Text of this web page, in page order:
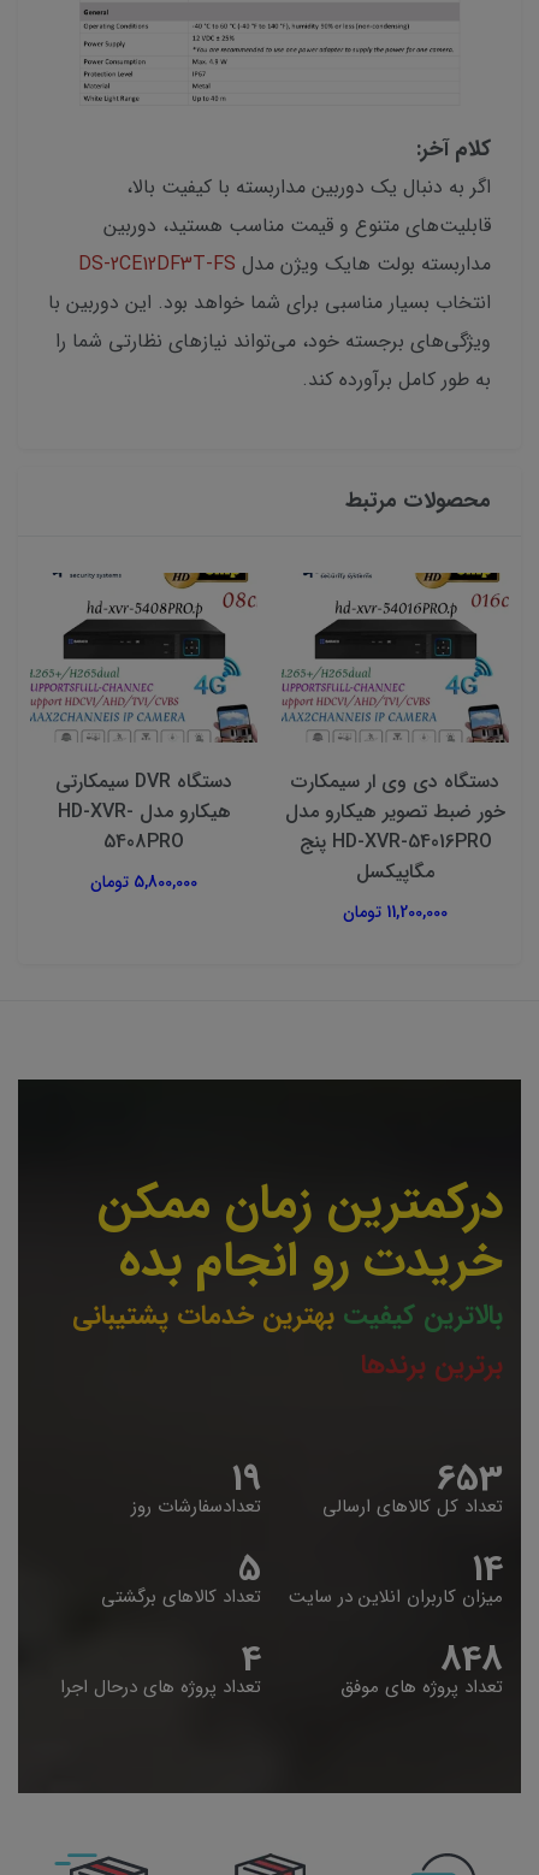
کلام آخر:
اگر به دنبال یک دوربین مداربسته با کیفیت بالا،
قابلیت‌های متنوع و قیمت مناسب هستید، دوربین
مداربسته بولت هایک ویژن مدل DS-2CE12DF3T-FS
انتخاب بسیار مناسبی برای شما خواهد بود. این دوربین با
ویژگی‌های برجسته خود، می‌تواند نیازهای نظارتی شما را
به طور کامل برآورده کند.
محصولات مرتبط
دستگاه دی وی ار سیمکارت
خور ضبط تصویر هیکارو مدل
HD-XVR-54016PRO پنج
مگاپیکسل
11,200,000 تومان
دستگاه DVR سیمکارتی
هیکارو مدل HD-XVR-
5408PRO
5,800,000 تومان
درکمترین زمان ممکن
خریدت رو انجام بده
بالاترین کیفیت بهترین خدمات پشتیبانی
برترین برندها
653
تعداد کل کالاهای ارسالی 19
تعدادسفارشات روز
14
میزان کاربران انلاین در سایت 5
تعداد کالاهای برگشتی
848
تعداد پروژه های موفق 4
تعداد پروژه های درحال اجرا